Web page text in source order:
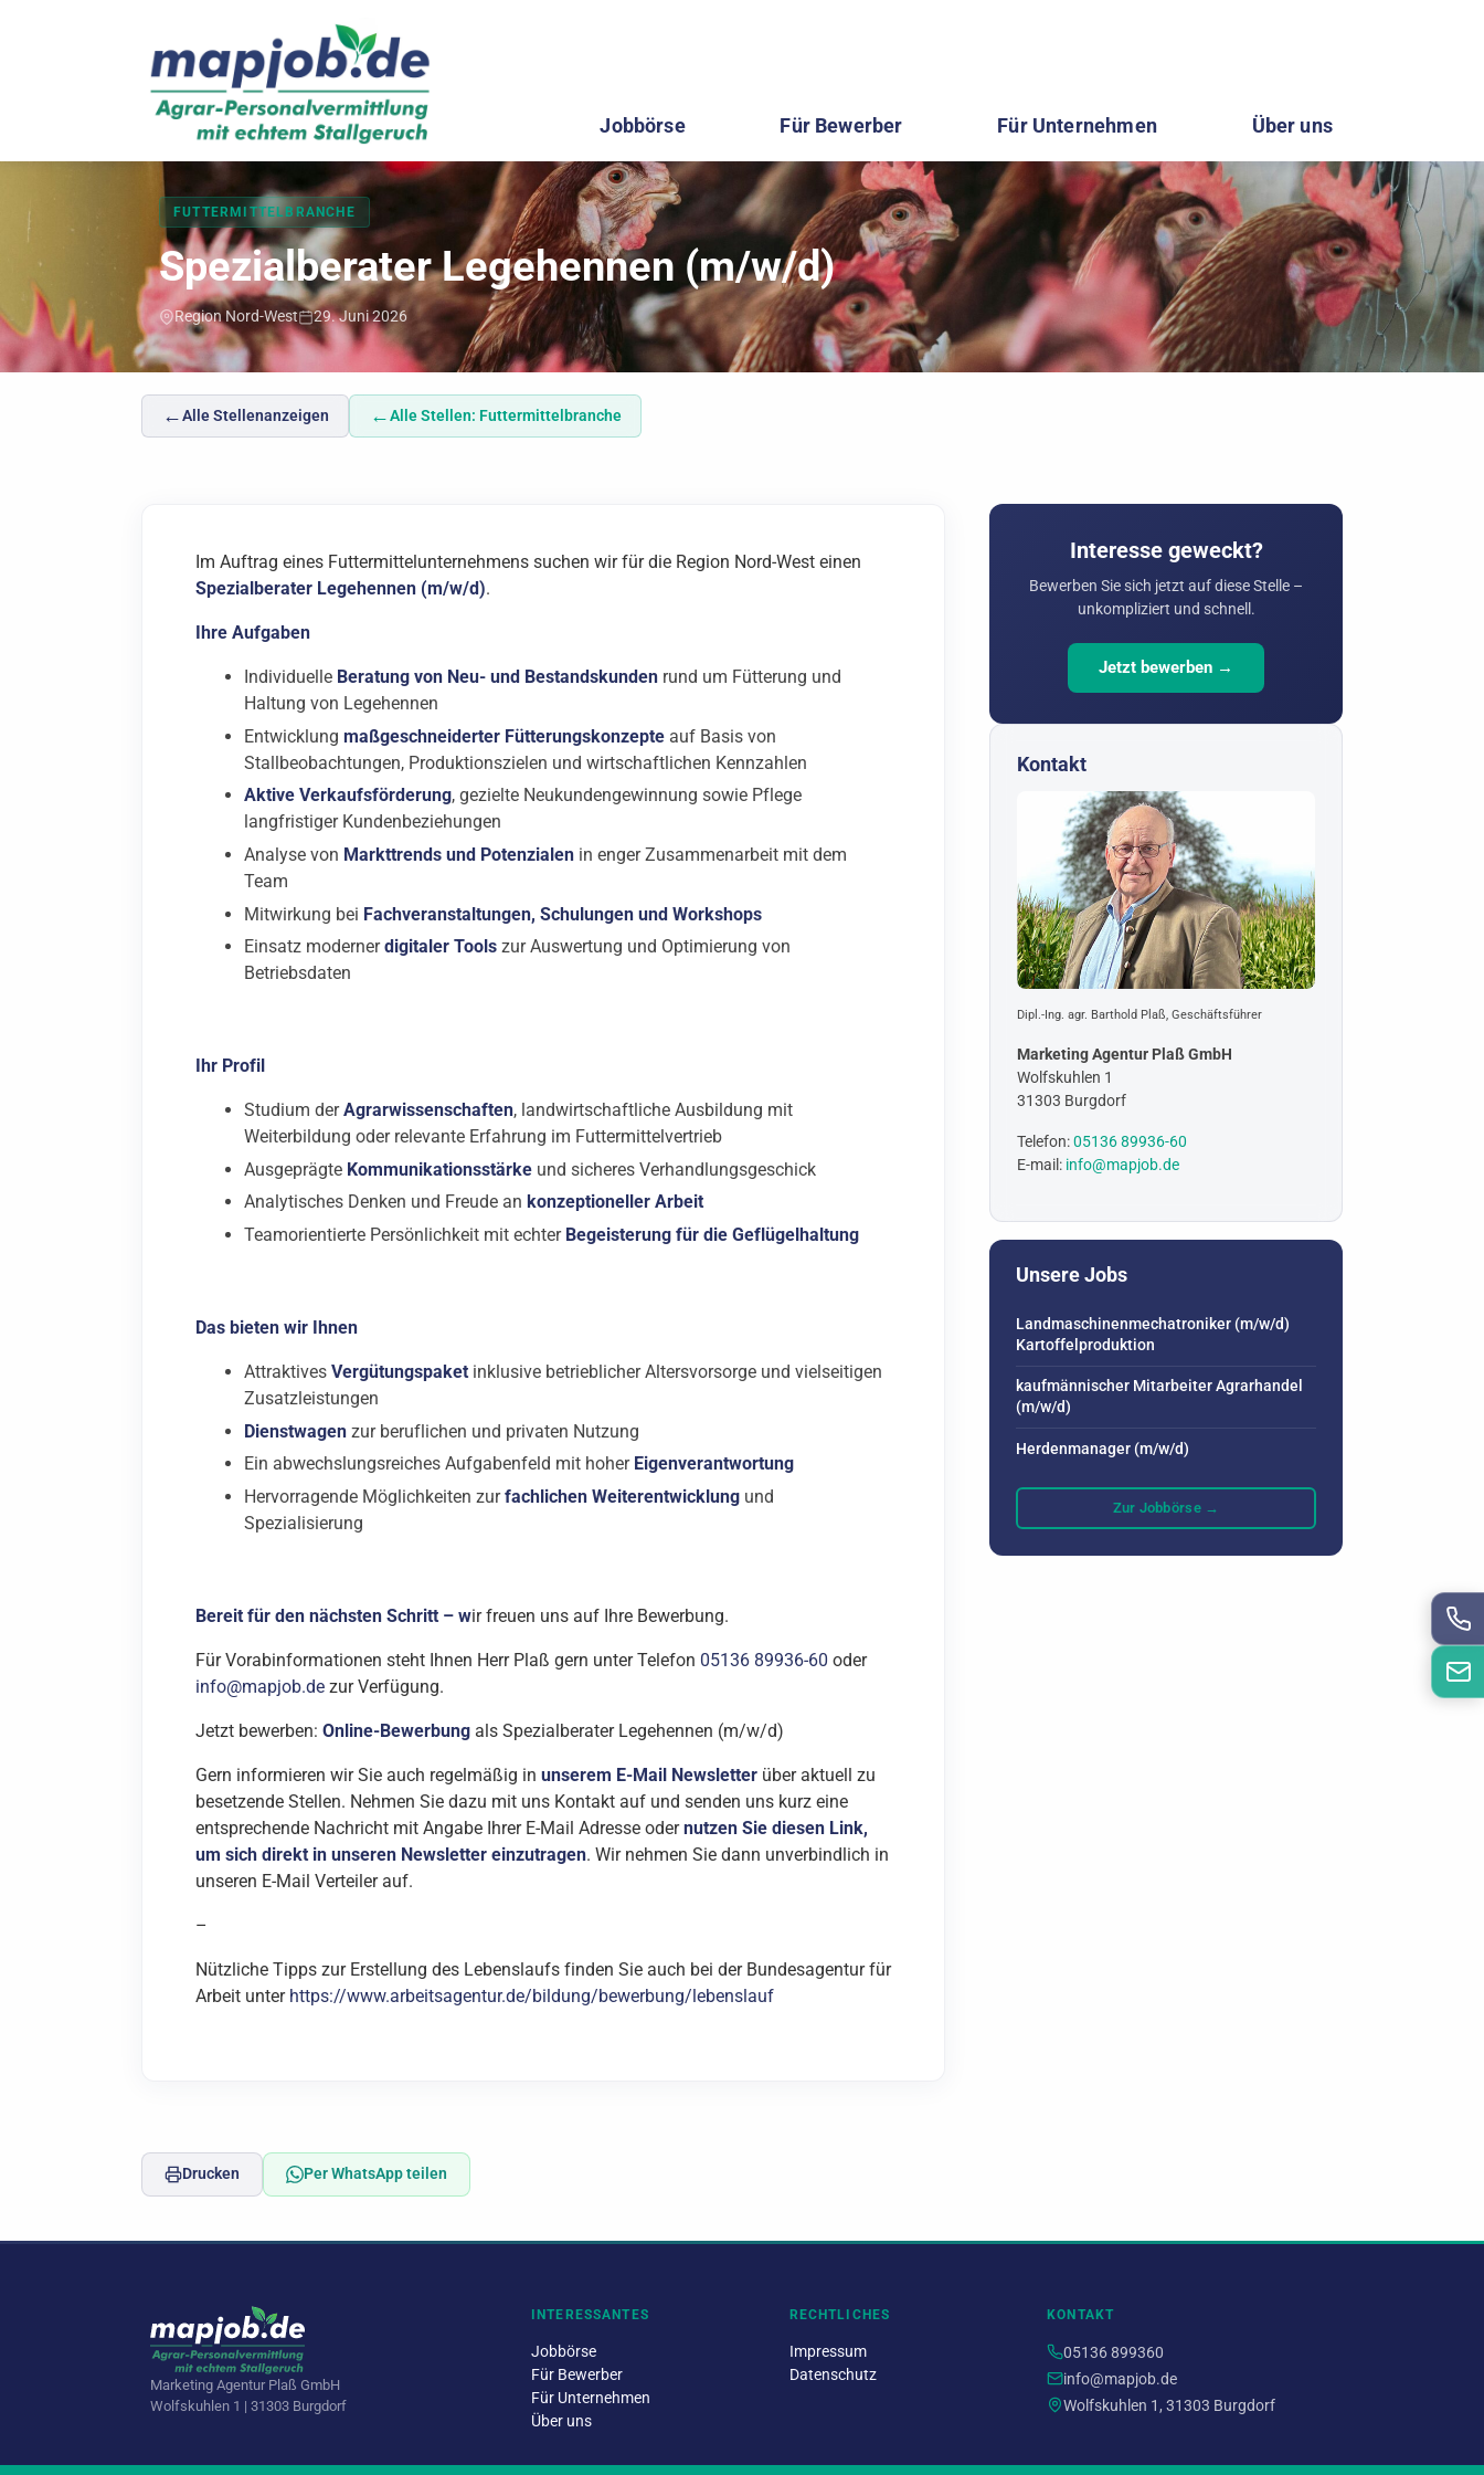
Jobbörse Für Bewerber Für Unternehmen Über uns
FUTTERMITTELBRANCHE
Spezialberater Legehennen (m/w/d)
Region Nord-West 29. Juni 2026
←Alle Stellenanzeigen ←Alle Stellen: Futtermittelbranche
Im Auftrag eines Futtermittelunternehmens suchen wir für die Region Nord-West einen
Spezialberater Legehennen (m/w/d).
Ihre Aufgaben
Individuelle Beratung von Neu- und Bestandskunden rund um Fütterung und
Haltung von Legehennen
Entwicklung maßgeschneiderter Fütterungskonzepte auf Basis von
Stallbeobachtungen, Produktionszielen und wirtschaftlichen Kennzahlen
Aktive Verkaufsförderung, gezielte Neukundengewinnung sowie Pflege
langfristiger Kundenbeziehungen
Analyse von Markttrends und Potenzialen in enger Zusammenarbeit mit dem
Team
Mitwirkung bei Fachveranstaltungen, Schulungen und Workshops
Einsatz modernerdigitaler Tools zur Auswertung und Optimierung von
Betriebsdaten
Ihr Profil
Studium derAgrarwissenschaften, landwirtschaftliche Ausbildung mit
Weiterbildung oder relevante Erfahrung im Futtermittelvertrieb
Ausgeprägte Kommunikationsstärke und sicheres Verhandlungsgeschick
Analytisches Denken und Freude an konzeptioneller Arbeit
Teamorientierte Persönlichkeit mit echter Begeisterung für die Geflügelhaltung
Das bieten wir Ihnen
Attraktives Vergütungspaket inklusive betrieblicher Altersvorsorge und vielseitigen
Zusatzleistungen
Dienstwagen zur beruflichen und privaten Nutzung
Ein abwechslungsreiches Aufgabenfeld mit hoher Eigenverantwortung
Hervorragende Möglichkeiten zurfachlichen Weiterentwicklung und
Spezialisierung
Bereit für den nächsten Schritt – wir freuen uns auf Ihre Bewerbung.
Für Vorabinformationen steht Ihnen Herr Plaß gern unter Telefon 05136 89936-60 oder
info@mapjob.de zur Verfügung.
Jetzt bewerben: Online-Bewerbung als Spezialberater Legehennen (m/w/d)
Gern informieren wir Sie auch regelmäßig in unserem E-Mail Newsletter über aktuell zu
besetzende Stellen. Nehmen Sie dazu mit uns Kontakt auf und senden uns kurz eine
entsprechende Nachricht mit Angabe Ihrer E-Mail Adresse odernutzen Sie diesen Link,
um sich direkt in unseren Newsletter einzutragen. Wir nehmen Sie dann unverbindlich in
unseren E-Mail Verteiler auf.
–
Nützliche Tipps zur Erstellung des Lebenslaufs finden Sie auch bei der Bundesagentur für
Arbeit unter https://www.arbeitsagentur.de/bildung/bewerbung/lebenslauf
Interesse geweckt?
Bewerben Sie sich jetzt auf diese Stelle –
unkompliziert und schnell.
Jetzt bewerben →
Kontakt
Dipl.-Ing. agr. Barthold Plaß, Geschäftsführer
Marketing Agentur Plaß GmbH
Wolfskuhlen 1
31303 Burgdorf
Telefon:05136 89936-60
E-mail: info@mapjob.de
Unsere Jobs
Landmaschinenmechatroniker (m/w/d)
Kartoffelproduktion
kaufmännischer Mitarbeiter Agrarhandel
(m/w/d)
Herdenmanager (m/w/d)
Zur Jobbörse →
Drucken Per WhatsApp teilen
Marketing Agentur Plaß GmbH
Wolfskuhlen 1 | 31303 Burgdorf
INTERESSANTES
Jobbörse
Für Bewerber
Für Unternehmen
Über uns
RECHTLICHES
Impressum
Datenschutz
KONTAKT
05136 899360
info@mapjob.de
Wolfskuhlen 1, 31303 Burgdorf